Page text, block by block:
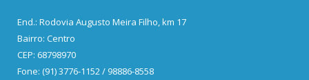
End.: Rodovia Augusto Meira Filho, km 17
Bairro: Centro
CEP: 68798970
Fone: (91) 3776-1152 / 98886-8558